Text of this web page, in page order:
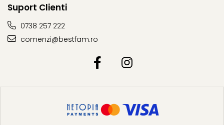
Suport Clienti
0738 257 222
comenzi@bestfam.ro